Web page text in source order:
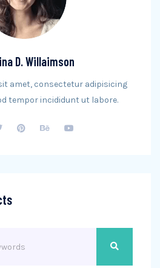
D. Willaimson
amet, consectetur adipisicing
tempor incididunt ut labore.